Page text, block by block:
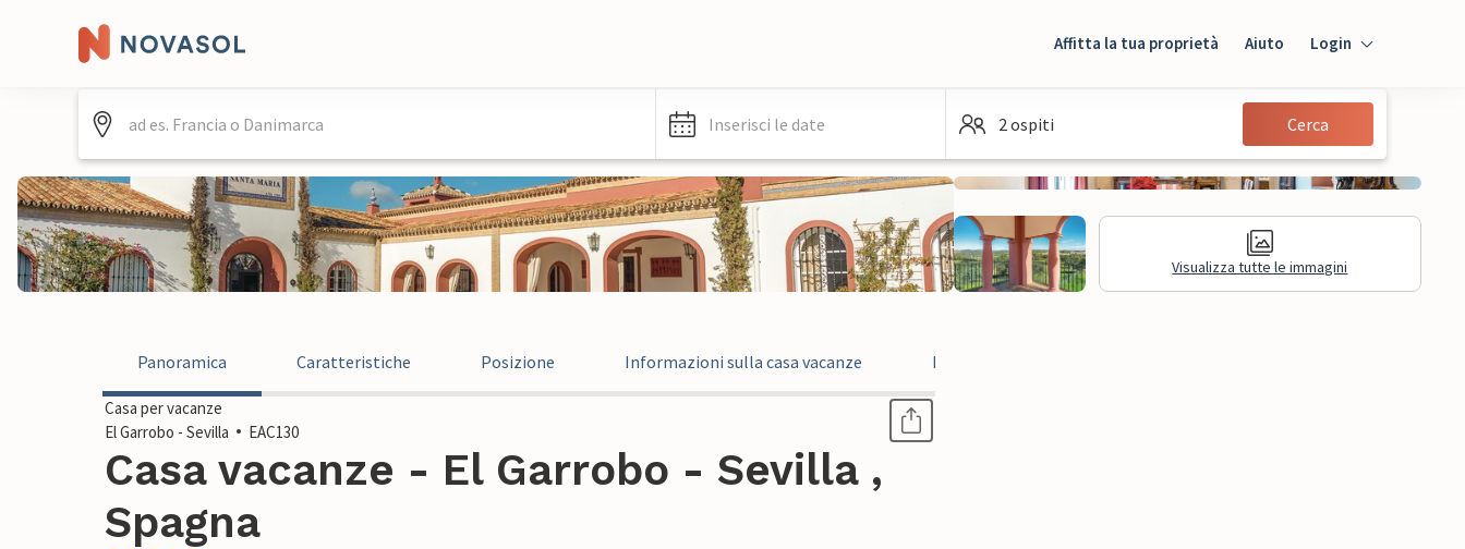
Affitta la tua proprietà Aiuto Login
Ospiti
Inserisci le date 2 ospiti Cerca
Visualizza tutte le immagini
Panoramica Caratteristiche Posizione Informazioni sulla casa vacanze Informazioni legali
Casa per vacanze
El Garrobo - Sevilla
EAC130
Casa vacanze - El Garrobo - Sevilla ,
Spagna